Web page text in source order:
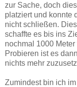
zur Sache, doch
platziert und konnte
nicht schließen.
schaffte es bis ins
nochmal 1000
Probieren ist es
nichts mehr
Zumindest bin ich